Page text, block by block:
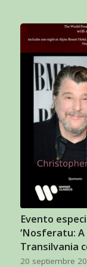
Evento
‘Nosferatu:
Transilvania
20 septiembre